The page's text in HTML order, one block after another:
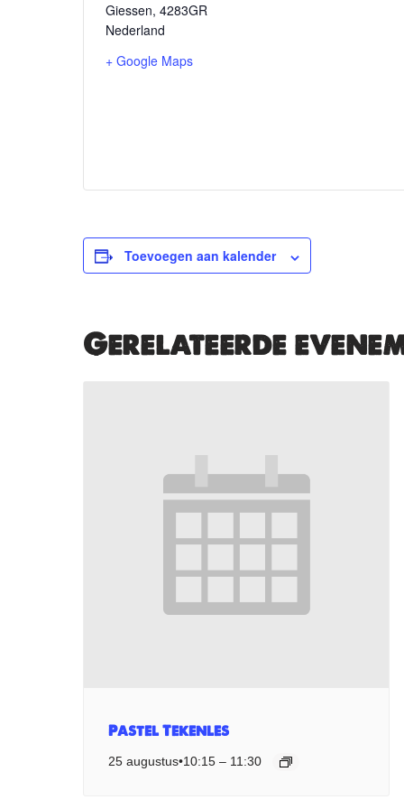
Giessen, 4283GR
Nederland
+ Google Maps
Toevoegen aan kalender
Gerelateerde
Pastel Tekenles
25 augustus•10:15 – 11:30